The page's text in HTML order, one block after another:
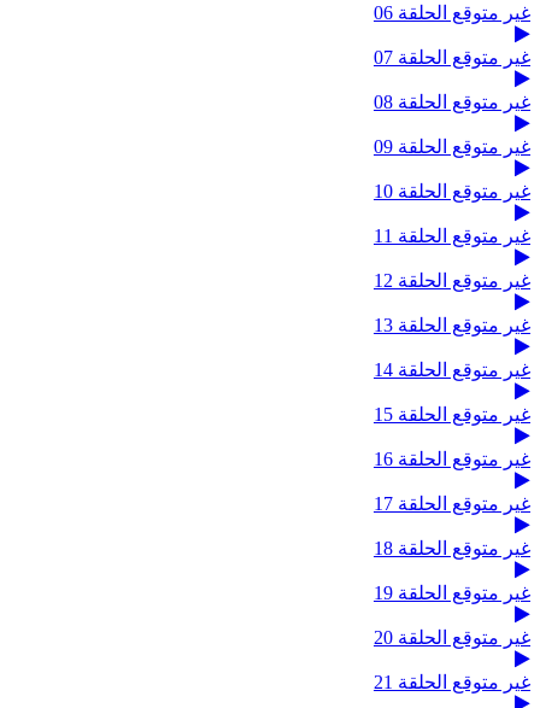
غير متوقع الحلقة 06
غير متوقع الحلقة 07
غير متوقع الحلقة 08
غير متوقع الحلقة 09
غير متوقع الحلقة 10
غير متوقع الحلقة 11
غير متوقع الحلقة 12
غير متوقع الحلقة 13
غير متوقع الحلقة 14
غير متوقع الحلقة 15
غير متوقع الحلقة 16
غير متوقع الحلقة 17
غير متوقع الحلقة 18
غير متوقع الحلقة 19
غير متوقع الحلقة 20
غير متوقع الحلقة 21